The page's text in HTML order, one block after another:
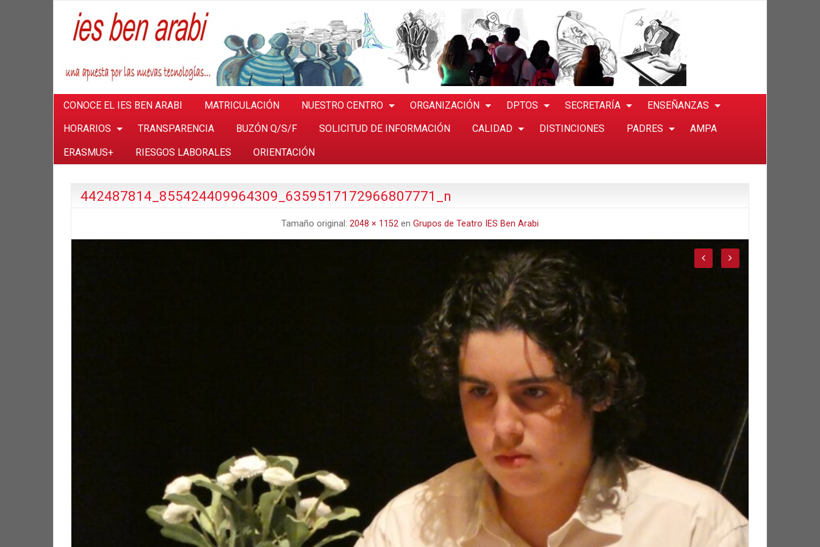
CONOCE EL IES BEN ARABI MATRICULACIÓN NUESTRO CENTRO ORGANIZACIÓN DPTOS SECRETARÍA ENSEÑANZAS
HORARIOS TRANSPARENCIA BUZÓN Q/S/F SOLICITUD DE INFORMACIÓN CALIDAD DISTINCIONES PADRES AMPA
ERASMUS+ RIESGOS LABORALES ORIENTACIÓN
442487814_855424409964309_6359517172966807771_n
Tamaño original: 2048 × 1152 en Grupos de Teatro IES Ben Arabi